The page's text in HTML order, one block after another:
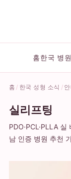
홈한국 병원
홈 한국 성형 소식
실리프팅
PDO·PCL·PLLA
남 인증 병원 추천